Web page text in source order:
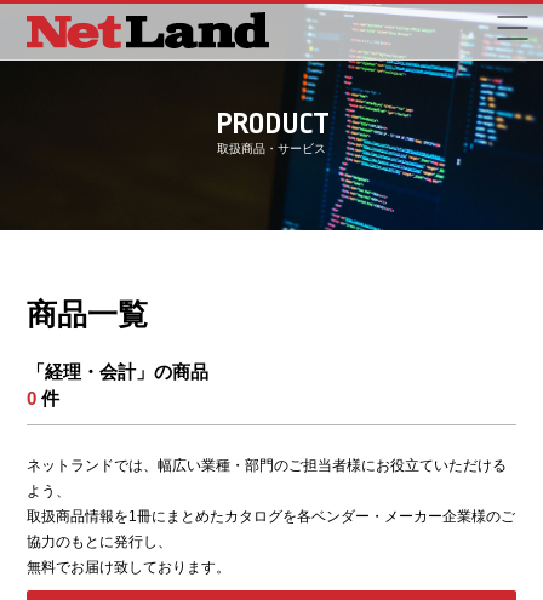
PRODUCT
取扱商品・サービス
商品一覧
「経理・会計」の商品
0 件
ネットランドでは、幅広い業種・部門のご担当者様にお役立ていただける
よう、
取扱商品情報を1冊にまとめたカタログを各ベンダー・メーカー企業様のご
協力のもとに発行し、
無料でお届け致しております。